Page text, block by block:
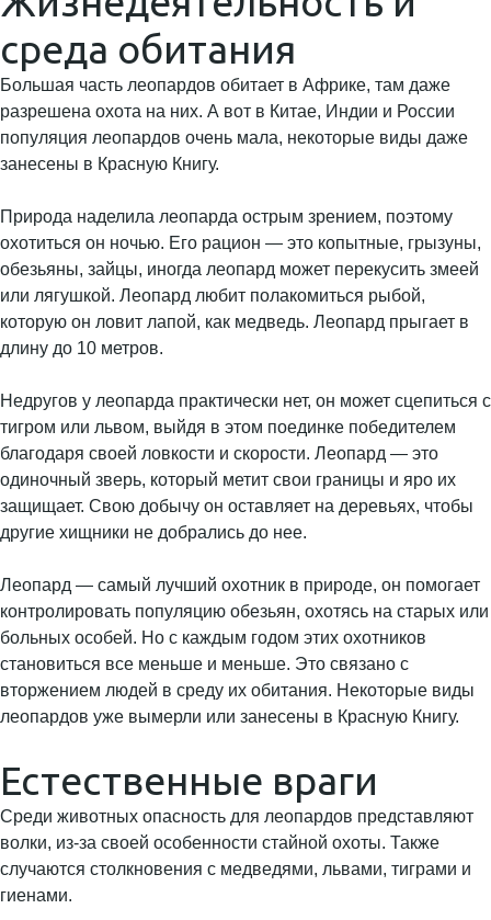
среда обитания
Большая часть леопардов обитает в Африке, там даже
разрешена охота на них. А вот в Китае, Индии и России
популяция леопардов очень мала, некоторые виды даже
занесены в Красную Книгу.
Природа наделила леопарда острым зрением, поэтому
охотиться он ночью. Его рацион — это копытные, грызуны,
обезьяны, зайцы, иногда леопард может перекусить змеей
или лягушкой. Леопард любит полакомиться рыбой,
которую он ловит лапой, как медведь. Леопард прыгает в
длину до 10 метров.
Недругов у леопарда практически нет, он может сцепиться с
тигром или львом, выйдя в этом поединке победителем
благодаря своей ловкости и скорости. Леопард — это
одиночный зверь, который метит свои границы и яро их
защищает. Свою добычу он оставляет на деревьях, чтобы
другие хищники не добрались до нее.
Леопард — самый лучший охотник в природе, он помогает
контролировать популяцию обезьян, охотясь на старых или
больных особей. Но с каждым годом этих охотников
становиться все меньше и меньше. Это связано с
вторжением людей в среду их обитания. Некоторые виды
леопардов уже вымерли или занесены в Красную Книгу.
Естественные враги
Среди животных опасность для леопардов представляют
волки, из-за своей особенности стайной охоты. Также
случаются столкновения с медведями, львами, тиграми и
гиенами.